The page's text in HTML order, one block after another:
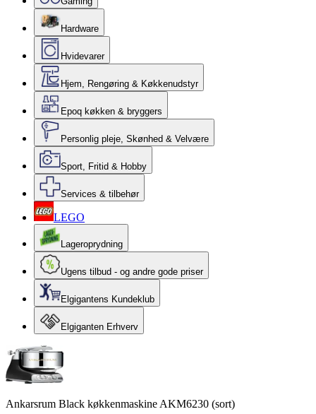
Hardware
Hvidevarer
Hjem, Rengøring & Køkkenudstyr
Epoq køkken & bryggers
Personlig pleje, Skønhed & Velvære
Sport, Fritid & Hobby
Services & tilbehør
LEGO
Lageroprydning
Ugens tilbud - og andre gode priser
Elgigantens Kundeklub
Elgiganten Erhverv
Ankarsrum Black køkkenmaskine AKM6230 (sort)